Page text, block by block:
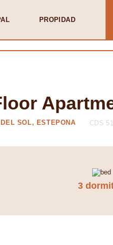
PROPIDAD
SOL, ESTEPONA CDS
3